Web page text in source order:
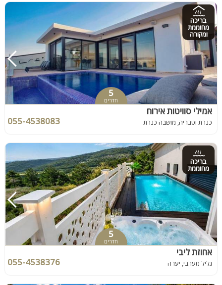
בריכה
מחוממת
ומקורה
5
חדרים
אמילי סוויטות אירוח
כנרת וטבריה, מושבה כנרת 055-4538083
בריכה
מחוממת
5
חדרים
אחוזת ליבי
גליל מערבי, יערה 055-4538376